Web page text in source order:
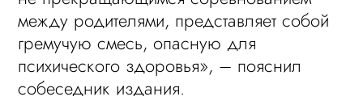
между родителями, представляет собой
гремучую смесь, опасную для
психического здоровья», – пояснил
собеседник издания.